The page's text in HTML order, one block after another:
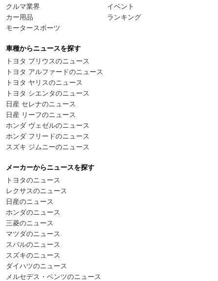
クルマ業界
カー用品
モータースポーツ
イベント
ランキング
車種からニュースを探す
トヨタ プリウスのニュース
トヨタ アルファードのニュース
トヨタ ヤリスのニュース
トヨタ シエンタのニュース
日産 セレナのニュース
日産 リーフのニュース
ホンダ ヴェゼルのニュース
ホンダ フリードのニュース
スズキ ジムニーのニュース
メーカーからニュースを探す
トヨタのニュース
レクサスのニュース
日産のニュース
ホンダのニュース
三菱のニュース
マツダのニュース
スバルのニュース
スズキのニュース
ダイハツのニュース
メルセデス・ベンツのニュース